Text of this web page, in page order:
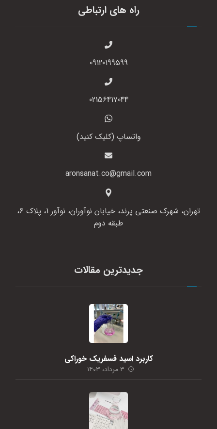
راه های ارتباطی
09120199599
02156417044
واتساپ (کلیک کنید)
aronsanat.co@gmail.com
تهران، شهرک صنعتی پرند، خیابان نوآوران، نوآور 1، پلاک 6،
طبقه دوم
جدیدترین مقالات
کاربرد اسید فسفریک خوراکی
۳ مرداد، ۱۴۰۳